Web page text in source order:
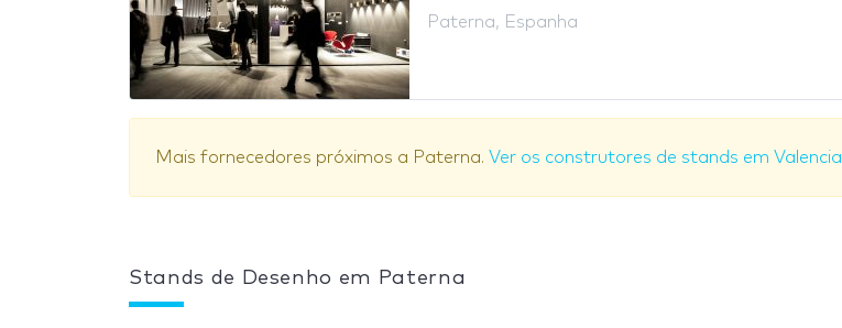
Paterna, Espanha
Mais fornecedores próximos a Paterna. Ver os construtores de stands em Valencia
Stands de Desenho em Paterna